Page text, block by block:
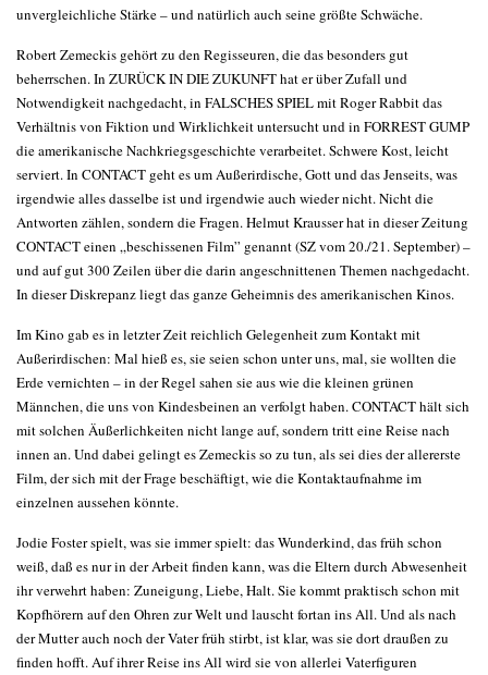
unvergleichliche Stärke – und natürlich auch seine größte Schwäche.
Robert Zemeckis gehört zu den Regisseuren, die das besonders gut
beherrschen. In ZURÜCK IN DIE ZUKUNFT hat er über Zufall und
Notwendigkeit nachgedacht, in FALSCHES SPIEL mit Roger Rabbit das
Verhältnis von Fiktion und Wirklichkeit untersucht und in FORREST GUMP
die amerikanische Nachkriegsgeschichte verarbeitet. Schwere Kost, leicht
serviert. In CONTACT geht es um Außerirdische, Gott und das Jenseits, was
irgendwie alles dasselbe ist und irgendwie auch wieder nicht. Nicht die
Antworten zählen, sondern die Fragen. Helmut Krausser hat in dieser Zeitung
CONTACT einen „beschissenen Film” genannt (SZ vom 20./21. September) –
und auf gut 300 Zeilen über die darin angeschnittenen Themen nachgedacht.
In dieser Diskrepanz liegt das ganze Geheimnis des amerikanischen Kinos.
Im Kino gab es in letzter Zeit reichlich Gelegenheit zum Kontakt mit
Außerirdischen: Mal hieß es, sie seien schon unter uns, mal, sie wollten die
Erde vernichten – in der Regel sahen sie aus wie die kleinen grünen
Männchen, die uns von Kindesbeinen an verfolgt haben. CONTACT hält sich
mit solchen Äußerlichkeiten nicht lange auf, sondern tritt eine Reise nach
innen an. Und dabei gelingt es Zemeckis so zu tun, als sei dies der allererste
Film, der sich mit der Frage beschäftigt, wie die Kontaktaufnahme im
einzelnen aussehen könnte.
Jodie Foster spielt, was sie immer spielt: das Wunderkind, das früh schon
weiß, daß es nur in der Arbeit finden kann, was die Eltern durch Abwesenheit
ihr verwehrt haben: Zuneigung, Liebe, Halt. Sie kommt praktisch schon mit
Kopfhörern auf den Ohren zur Welt und lauscht fortan ins All. Und als nach
der Mutter auch noch der Vater früh stirbt, ist klar, was sie dort draußen zu
finden hofft. Auf ihrer Reise ins All wird sie von allerlei Vaterfiguren